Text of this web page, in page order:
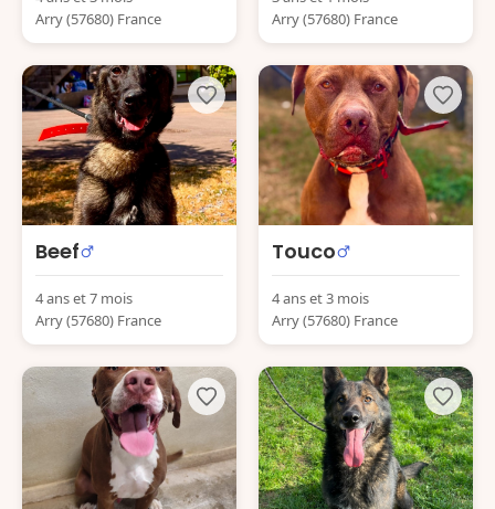
Arry (57680) France
Arry (57680) France
Beef
4 ans et 7 mois
Arry (57680) France
Touco
4 ans et 3 mois
Arry (57680) France